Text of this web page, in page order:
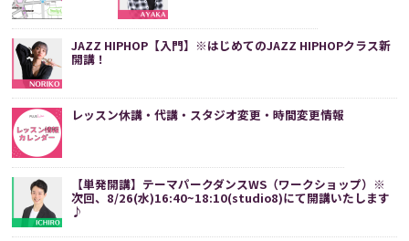
JAZZ HIPHOP【入門】※はじめてのJAZZ HIPHOPクラス新
開講！
レッスン休講・代講・スタジオ変更・時間変更情報
【単発開講】テーマパークダンスWS（ワークショップ）※
次回、8/26(水)16:40~18:10(studio8)にて開講いたします
♪